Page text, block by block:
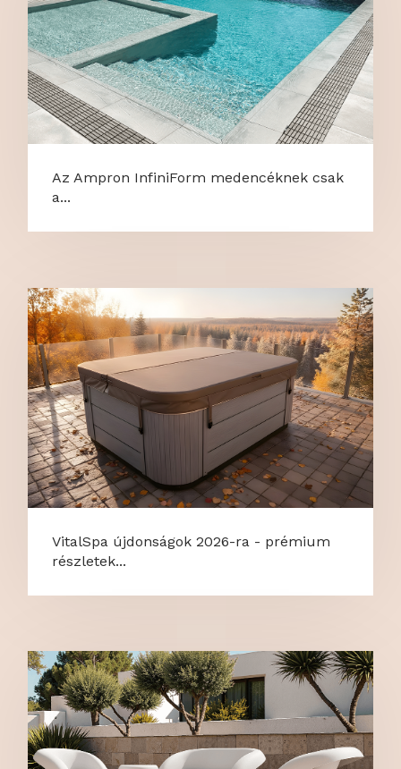
Az Ampron InfiniForm medencéknek csak
a...
VitalSpa újdonságok 2026-ra - prémium
részletek...